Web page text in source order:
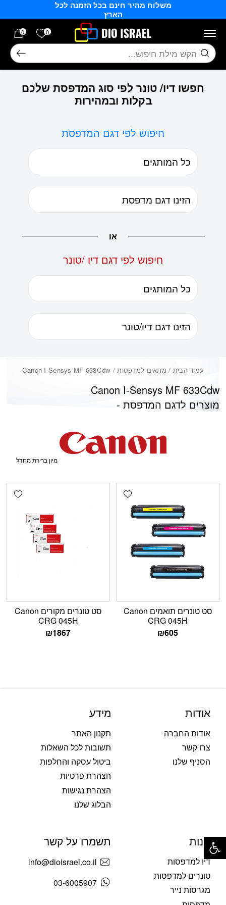
משלוח מהיר חינם בכל הזמנה לכל
הארץ
0 הרשימה
0
חיפוש
חפשו דיו/ טונר לפי סוג המדפסת שלכם
בקלות ובמהירות
חיפוש לפי דגם המדפסת
או
חיפוש לפי דגם דיו /טונר
עמוד הבית / מתאים למדפסות / Canon I-Sensys MF 633Cdw
Canon I-Sensys MF 633Cdw
מוצרים לדגם המדפסת -
Add wishlist
סט טונרים תואמים Canon
CRG 045H
₪605
סט טונרים מקורים Canon
CRG 045H
₪1867
אודות
אודות החברה
צרו קשר
הסניף שלנו
מידע
תקנון האתר
תשובות לכל השאלות
ביטול עסקה והחלפות
הצהרת פרטיות
הצהרת נגישות
הבלוג שלנו
חנות
דיו למדפסות
טונרים למדפסות
מגרסות נייר
תשמרו על קשר
info@dioisrael.co.il
03-6005907
פתח סרגל נגישות